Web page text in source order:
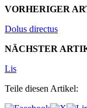
VORHERIGER
Dolus directus
NÄCHSTER
Lis
Teile diesen Artikel: